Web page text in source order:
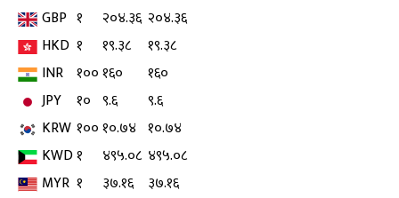
GBP १ २०४.३६ २०४.३६
HKD १ १९.३८
१९.३८
INR १००१६०
१६०
JPY
१० ९.६
९.६
KRW १००१०.७४ १०.७४
KWD१ ४९५.०८ ४९५.०८
MYR १ ३७.१६
३७.१६